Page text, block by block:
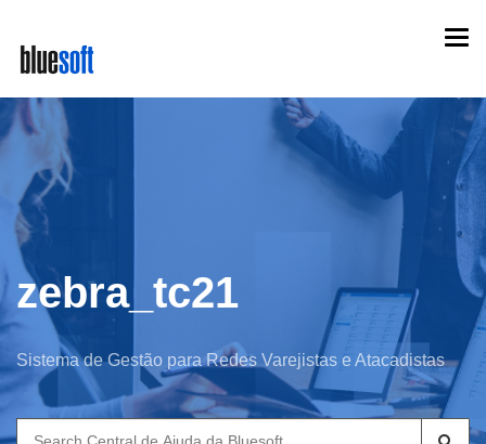
main
content
zebra_tc21
Sistema de Gestão para Redes Varejistas e Atacadistas
Search